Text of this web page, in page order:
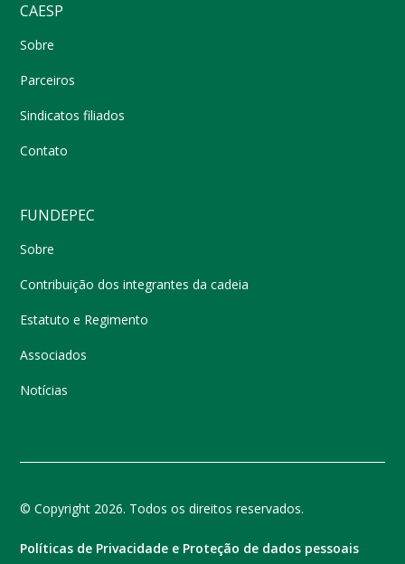
CAESP
Sobre
Parceiros
Sindicatos filiados
Contato
FUNDEPEC
Sobre
Contribuição dos integrantes da cadeia
Estatuto e Regimento
Associados
Notícias
© Copyright 2026. Todos os direitos reservados.
Políticas de Privacidade e Proteção de dados pessoais